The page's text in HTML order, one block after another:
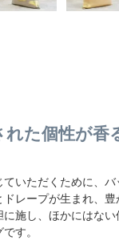
た個性が香
いただくために、
レープが生まれ、豊
施し、ほかにはない
す。